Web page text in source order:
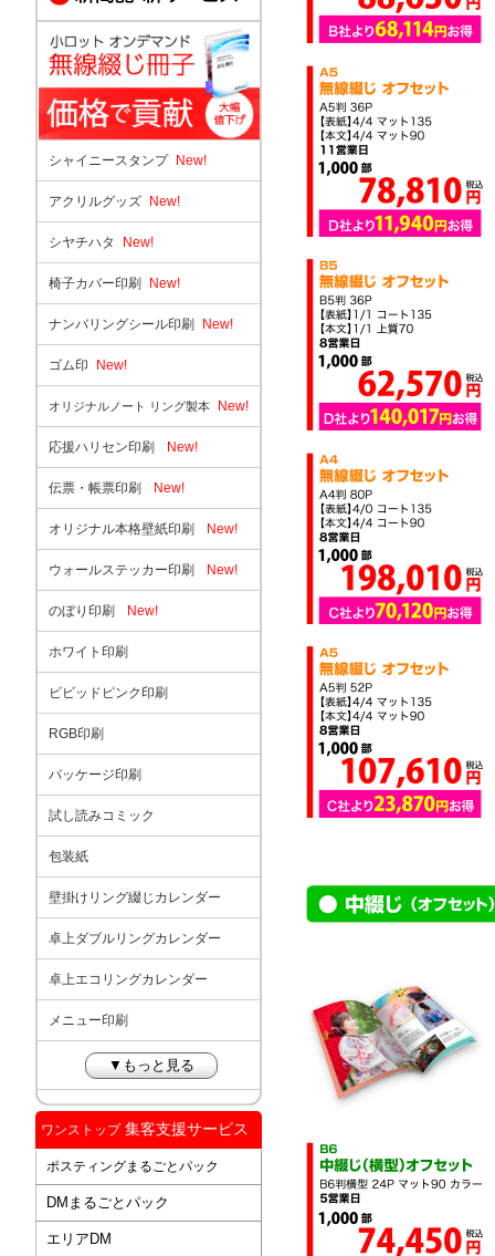
シャイニースタンプ New!
アクリルグッズ New!
シヤチハタ New!
椅子カバー印刷 New!
ナンバリングシール印刷 New!
ゴム印 New!
オリジナルノート リング製本 New!
応援ハリセン印刷 New!
伝票・帳票印刷 New!
オリジナル本格壁紙印刷 New!
ウォールステッカー印刷 New!
のぼり印刷 New!
ホワイト印刷
ビビッドピンク印刷
RGB印刷
パッケージ印刷
試し読みコミック
包装紙
壁掛けリング綴じカレンダー
卓上ダブルリングカレンダー
卓上エコリングカレンダー
メニュー印刷
▼もっと見る
ワンストップ集客支援サービス
ポスティングまるごとパック
DMまるごとパック
エリアDM